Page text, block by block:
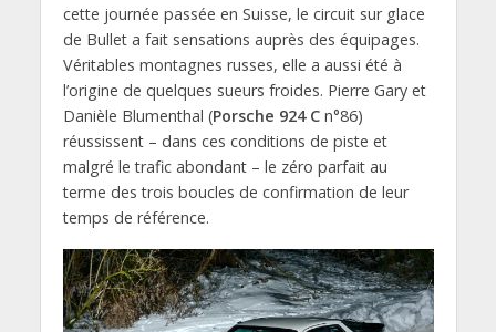
cette journée passée en Suisse, le circuit sur glace
de Bullet a fait sensations auprès des équipages.
Véritables montagnes russes, elle a aussi été à
l’origine de quelques sueurs froides. Pierre Gary et
Danièle Blumenthal (Porsche 924 Cn°86)
réussissent – dans ces conditions de piste et
malgré le trafic abondant – le zéro parfait au
terme des trois boucles de confirmation de leur
temps de référence.